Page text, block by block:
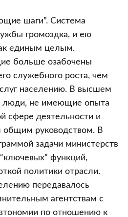
шаги”. Система
громоздка, и ею
единым целым.
больше озабочены
служебного роста, чем
населению. В высшем
люди, не имеющие опыта
сфере деятельности и
общим руководством. В
задачи министерств
функций,
политики отрасли.
передавалось
агентствам с
по отношению к